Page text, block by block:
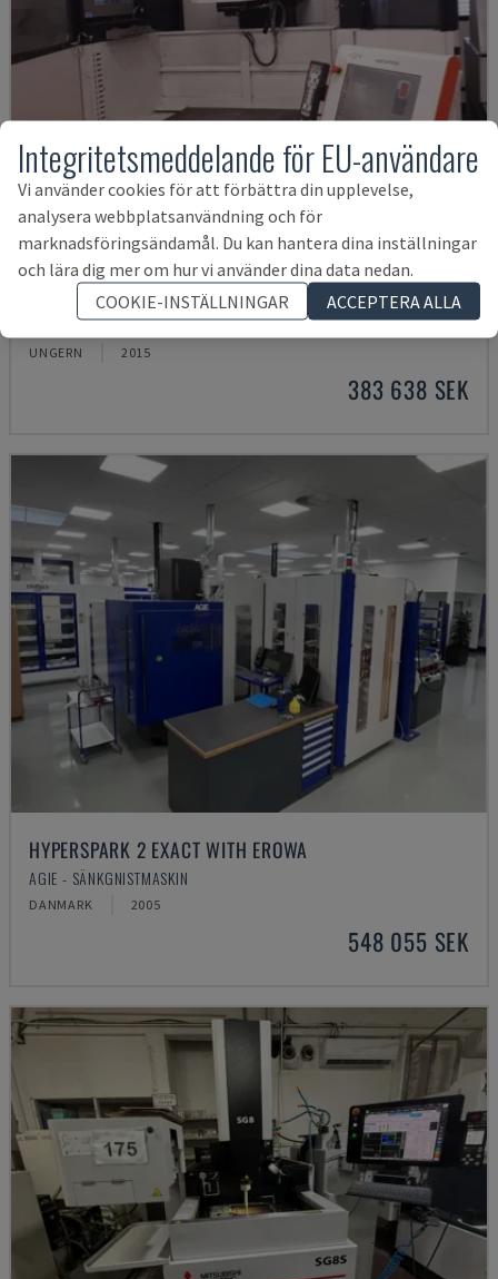
FORM 30
AGIECHARMILLES - SÄNKGNISTMASKIN
UNGERN 2015
383 638 SEK
HYPERSPARK 2 EXACT WITH EROWA
AGIE - SÄNKGNISTMASKIN
DANMARK 2005
548 055 SEK
Integritetsmeddelande för EU-användare
Vi använder cookies för att förbättra din upplevelse,
analysera webbplatsanvändning och för
marknadsföringsändamål. Du kan hantera dina inställningar
och lära dig mer om hur vi använder dina data nedan.
COOKIE-INSTÄLLNINGAR
ACCEPTERA ALLA